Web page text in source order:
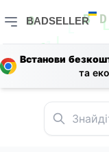
0
1
E
L
L
L
A
0 L
BADSELLER
BADSELLER —
Встанови
та